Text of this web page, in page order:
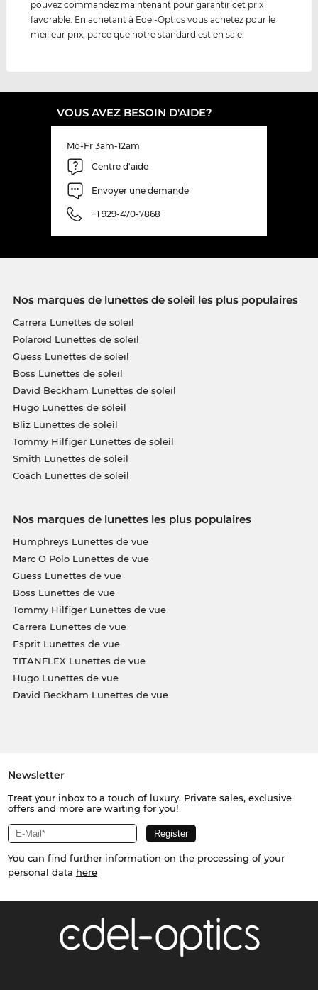
pouvez commandez maintenant pour garantir cet prix
favorable. En achetant à Edel-Optics vous achetez pour le
meilleur prix, parce que notre standard est en sale.
VOUS AVEZ BESOIN D'AIDE?
Mo-Fr 3am-12am
Centre d'aide
Envoyer une demande
+1 929-470-7868
Nos marques de lunettes de soleil les plus populaires
Carrera Lunettes de soleil
Polaroid Lunettes de soleil
Guess Lunettes de soleil
Boss Lunettes de soleil
David Beckham Lunettes de soleil
Hugo Lunettes de soleil
Bliz Lunettes de soleil
Tommy Hilfiger Lunettes de soleil
Smith Lunettes de soleil
Coach Lunettes de soleil
Nos marques de lunettes les plus populaires
Humphreys Lunettes de vue
Marc O Polo Lunettes de vue
Guess Lunettes de vue
Boss Lunettes de vue
Tommy Hilfiger Lunettes de vue
Carrera Lunettes de vue
Esprit Lunettes de vue
TITANFLEX Lunettes de vue
Hugo Lunettes de vue
David Beckham Lunettes de vue
Newsletter
Treat your inbox to a touch of luxury. Private sales, exclusive
offers and more are waiting for you!
You can find further information on the processing of your
personal data here